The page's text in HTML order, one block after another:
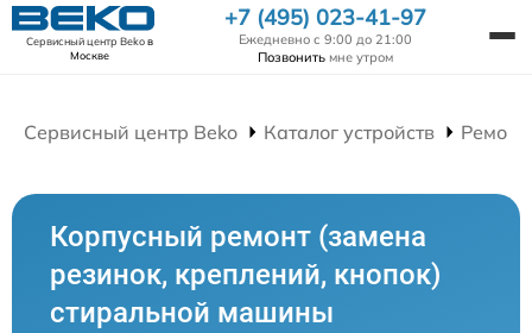
Сервисный центр Bekoв
Москве
+7 (495) 023-41-97
Ежедневно с 9:00 до 21:00
Позвонить мне утром
Сервисный центр Beko Каталог устройств
Корпусный ремонт (замена
резинок, креплений, кнопок)
стиральной машины